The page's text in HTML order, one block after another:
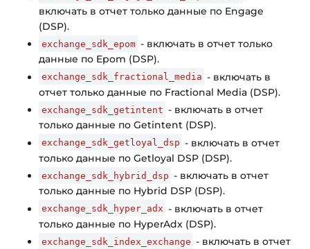
включать в отчет только данные по Engage
(DSP).
exchange_sdk_epom - включать в отчет только
данные по Epom (DSP).
exchange_sdk_fractional_media - включать в
отчет только данные по Fractional Media (DSP).
exchange_sdk_getintent - включать в отчет
только данные по Getintent (DSP).
exchange_sdk_getloyal_dsp - включать в отчет
только данные по Getloyal DSP (DSP).
exchange_sdk_hybrid_dsp - включать в отчет
только данные по Hybrid DSP (DSP).
exchange_sdk_hyper_adx - включать в отчет
только данные по HyperAdx (DSP).
exchange_sdk_index_exchange - включать в отчет